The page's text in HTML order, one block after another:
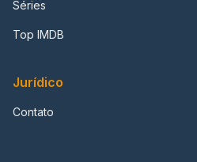
Séries
Top IMDB
Jurídico
Contato